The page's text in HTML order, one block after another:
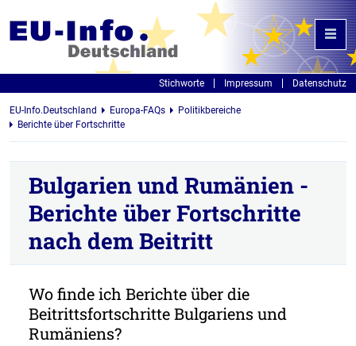
Stichworte Impressum Datenschutz
EU-Info.Deutschland Europa-FAQs
Politikbereiche
Berichte über Fortschritte
Bulgarien und Rumänien -
Berichte über Fortschritte
nach dem Beitritt
Wo finde ich Berichte über die
Beitrittsfortschritte Bulgariens und
Rumäniens?